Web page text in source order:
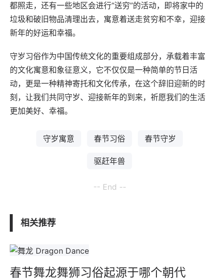
都照走，还有一些地区会进行“送穷”的活动，即将家中的
垃圾和破旧物品清理出去，寓意着送走贫穷和不幸，迎接
新年的好运和幸福。
守岁习俗作为中国传统文化的重要组成部分，承载着丰富
的文化寓意和象征意义，它不仅仅是一种简单的节日活
动，更是一种精神寄托和文化传承，在这个辞旧迎新的时
刻，让我们共同守岁、迎接新年的到来，祈愿我们的生活
更加美好、幸福。
守岁寓意 春节习俗 春节守岁
驱赶年兽
-- End --
相关推荐
春节舞龙舞狮习俗起源于哪个朝代